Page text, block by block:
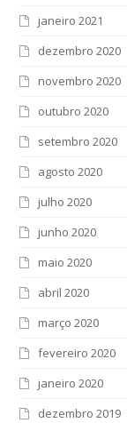
janeiro 2021
dezembro 2020
novembro 2020
outubro 2020
setembro 2020
agosto 2020
julho 2020
junho 2020
maio 2020
abril 2020
março 2020
fevereiro 2020
janeiro 2020
dezembro 2019